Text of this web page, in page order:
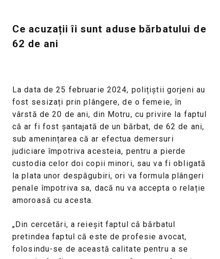
Ce acuzații îi sunt aduse bărbatului de
62 de ani
La data de 25 februarie 2024, polițiștii gorjeni au
fost sesizați prin plângere, de o femeie, în
vârstă de 20 de ani, din Motru, cu privire la faptul
că ar fi fost șantajată de un bărbat, de 62 de ani,
sub amenințarea că ar efectua demersuri
judiciare împotriva acesteia, pentru a pierde
custodia celor doi copii minori, sau va fi obligată
la plata unor despăgubiri, ori va formula plângeri
penale împotriva sa, dacă nu va accepta o relație
amoroasă cu acesta.
„Din cercetări, a reieșit faptul că bărbatul
pretindea faptul că este de profesie avocat,
folosindu-se de această calitate pentru a se